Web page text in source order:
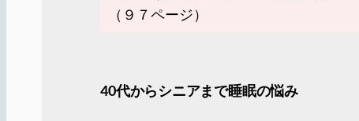
（９７ページ）
40代からシニアまで睡眠の悩み